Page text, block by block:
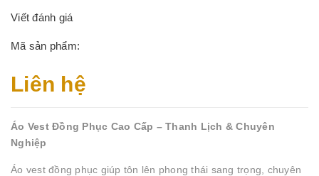
Viết đánh giá
Mã sản phẩm:
Liên hệ
Áo Vest Đồng Phục Cao Cấp – Thanh Lịch & Chuyên
Nghiệp
Áo vest đồng phục giúp tôn lên phong thái sang trọng, chuyên